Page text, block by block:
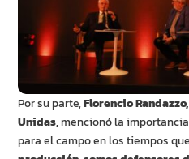
Por su parte,Florencio
Unidas,mencionó la
para el campo en los tiempos